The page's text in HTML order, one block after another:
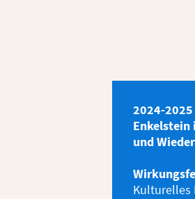
2024-2025
Enkelstein
und
Kulturelles